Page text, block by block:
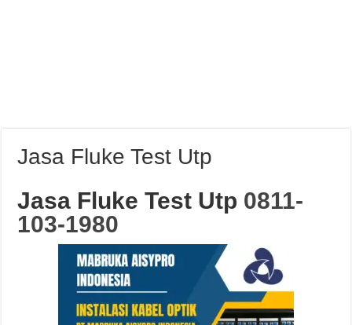
Jasa Fluke Test Utp
Jasa Fluke Test Utp 0811-
103-1980